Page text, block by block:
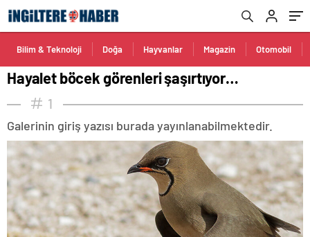
Bilim & Teknoloji Doğa Hayvanlar Magazin Otomobil
Hayalet böcek görenleri şaşırtıyor…
1
Galerinin giriş yazısı burada yayınlanabilmektedir.